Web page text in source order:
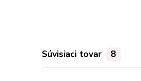
Súvisiaci tovar 8